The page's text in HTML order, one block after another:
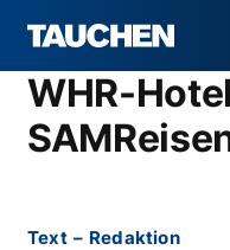
WHR-
Text – Redaktion